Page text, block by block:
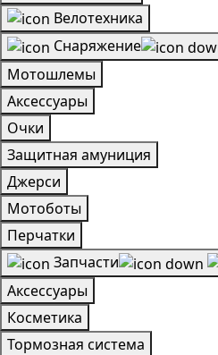
Велотехника
Снаряжение
Мотошлемы
Аксессуары
Очки
Защитная амуниция
Джерси
Мотоботы
Перчатки
Запчасти
Аксессуары
Косметика
Тормозная система